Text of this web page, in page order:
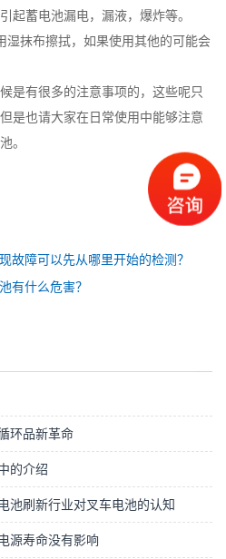
起蓄电池漏电，漏液，爆炸等。
湿抹布擦拭，如果使用其他的可能会
是有很多的注意事项的，这些呢只
是也请大家在日常使用中能够注意
。
故障可以先从哪里开始的检测？
有什么危害？
环品新革命
的介绍
池刷新行业对叉车电池的认知
源寿命没有影响